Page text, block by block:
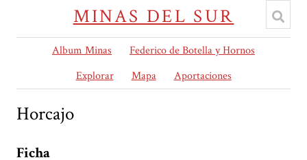
MINAS DEL SUR
Album Minas
Federico de Botella y Hornos
Explorar
Mapa Aportaciones
Horcajo
Ficha